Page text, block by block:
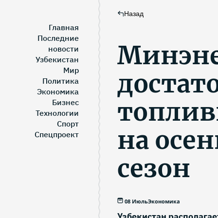
Главная
Последние
новости
Узбекистан
Мир
Политика
Экономика
Бизнес
Технологии
Спорт
Спецпроект
Назад
на
сезон
08 ИюльЭкономика